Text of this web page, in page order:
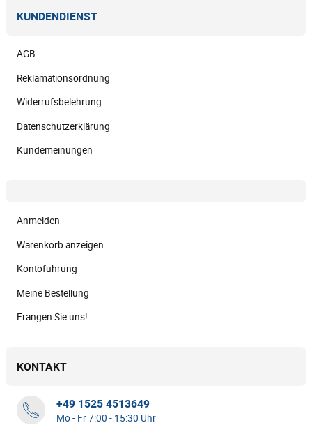
KUNDENDIENST
AGB
Reklamationsordnung
Widerrufsbelehrung
Datenschutzerklärung
Kundemeinungen
Anmelden
Warenkorb anzeigen
Kontofuhrung
Meine Bestellung
Frangen Sie uns!
KONTAKT
+49 1525 4513649
Mo - Fr 7:00 - 15:30 Uhr